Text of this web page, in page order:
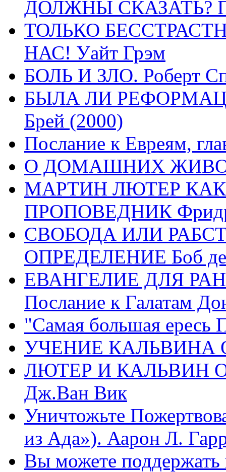
ДОЛЖНЫ СКАЗАТЬ?
ТОЛЬКО
НАС! Уайт Грэм
БОЛЬ И ЗЛО. Роберт
БЫЛА ЛИ
Брей (2000)
Послание к Евреям,
О ДОМАШНИХ
МАРТИН ЛЮТЕР
ПРОПОВЕДНИК
СВОБОДА ИЛИ
ОПРЕДЕЛЕНИЕ Боб де
ЕВАНГЕЛИЕ ДЛЯ
Послание к Галатам
"Самая большая ересь
УЧЕНИЕ КАЛЬВИНА
ЛЮТЕР И КАЛЬВИН
Дж.Ван Вик
Уничтожьте
из Ада»). Аарон Л.
Вы можете